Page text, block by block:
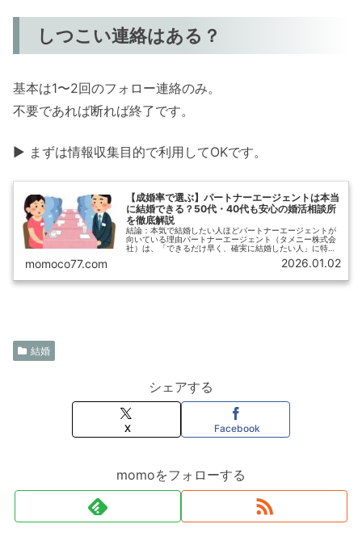
しつこい連絡はある？
基本は1〜2回のフォロー連絡のみ。
不要であれば断れば終了です。
▶ まずは情報収集目的で利用してOKです。
【成婚率で選ぶ】パートナーエージェントは本当
に結婚できる？50代・40代も安心の婚活相談所
を徹底解説
結論：本気で結婚したい人ほどパートナーエージェントが
向いている理由パートナーエージェント（タメニー株式会
社）は、「できるだけ早く、確実に結婚したい人」に特化
した結婚相談所です。最大の特徴は業界トップクラスの成
momoco77.com 2026.01.02
結婚
シェアする
X Facebook
momoをフォローする